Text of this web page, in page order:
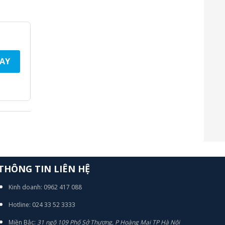
TIN LIÊN HỆ
Kinh doanh: 0962 417 088
Hotline: 024 33 52 3333
Miền Bắc: 31 ngõ 109 Phố Sở Thượng, P Hoàng Mai TP Hà Nội